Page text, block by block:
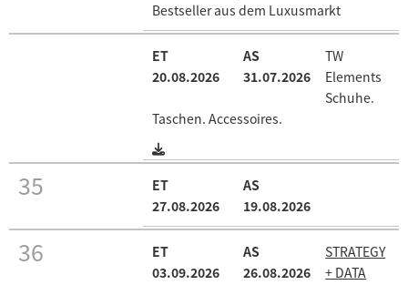
Bestseller aus dem Luxusmarkt
20.08.2026 31.07.2026
TW
Elements
Schuhe.
Taschen. Accessoires.
35
27.08.2026 19.08.2026
36
03.09.2026 26.08.2026
STRATEGY
+ DATA